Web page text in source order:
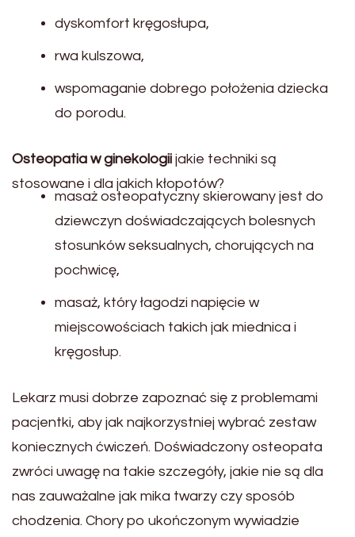
dyskomfort kręgosłupa,
rwa kulszowa,
wspomaganie dobrego położenia dziecka
do porodu.
Osteopatia w ginekologii jakie techniki są
stosowane i dla jakich kłopotów?
masaż osteopatyczny skierowany jest do
dziewczyn doświadczających bolesnych
stosunków seksualnych, chorujących na
pochwicę,
masaż, który łagodzi napięcie w
miejscowościach takich jak miednica i
kręgosłup.
Lekarz musi dobrze zapoznać się z problemami
pacjentki, aby jak najkorzystniej wybrać zestaw
koniecznych ćwiczeń. Doświadczony osteopata
zwróci uwagę na takie szczegóły, jakie nie są dla
nas zauważalne jak mika twarzy czy sposób
chodzenia. Chory po ukończonym wywiadzie